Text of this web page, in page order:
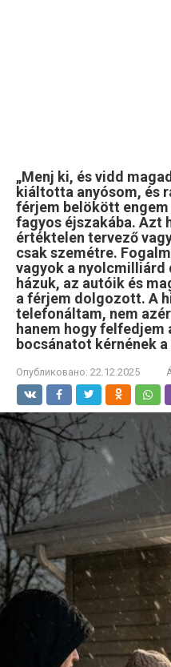
„Menj ki, és vidd
kiáltotta anyósom, és
férjem belökött
fagyos éjszakába. Azt
értéktelen tervező
csak szemétre.
vagyok a nyolcmilliárd
házuk, az autóik és
a férjem dolgozott. A
telefonáltam, nem
hanem hogy
bocsánatot kérnének
Опубликовано: 22.12.2025